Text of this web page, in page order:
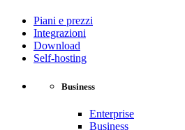
Piani e prezzi
Integrazioni
Download
Self-hosting
Business
Enterprise
Business